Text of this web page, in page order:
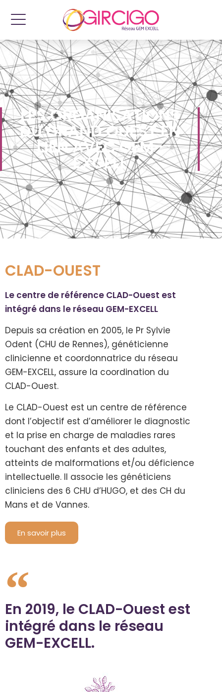
LES ORGANISATIONS
DU GRAND OUEST EN
LIEN AVEC GEM-
EXCELL
CLAD-OUEST
Le centre de référence CLAD-Ouest est
intégré dans le réseau GEM-EXCELL
Depuis sa création en 2005, le Pr Sylvie
Odent (CHU de Rennes), généticienne
clinicienne et coordonnatrice du réseau
GEM-EXCELL, assure la coordination du
CLAD-Ouest.
Le CLAD-Ouest est un centre de référence
dont l’objectif est d’améliorer le diagnostic
et la prise en charge de maladies rares
touchant des enfants et des adultes,
atteints de malformations et/ou déficience
intellectuelle. Il associe les généticiens
cliniciens des 6 CHU d’HUGO, et des CH du
Mans et de Vannes.
En savoir plus
En 2019, le CLAD-Ouest est
intégré dans le réseau
GEM-EXCELL.